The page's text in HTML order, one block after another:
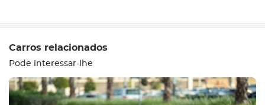
Carros relacionados
Pode interessar-lhe